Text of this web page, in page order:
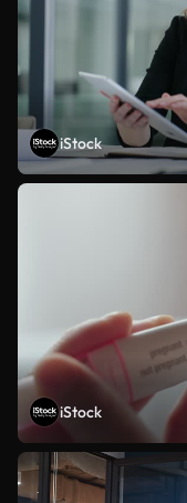
iStock
iStock